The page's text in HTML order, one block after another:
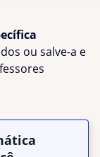
ou salve-a e